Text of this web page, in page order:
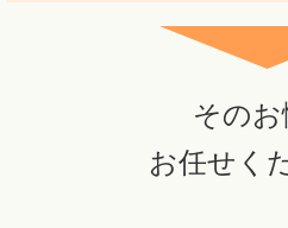
そのお
お任せく